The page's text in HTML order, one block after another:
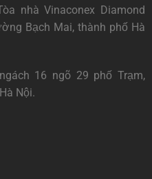
nhà Vinaconex Diamond
Bạch Mai, thành phố Hà
16 ngõ 29 phố Trạm,
Nội.